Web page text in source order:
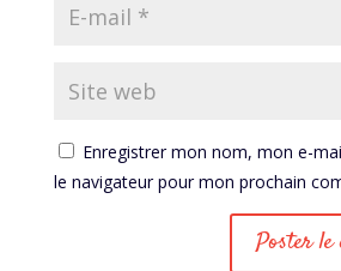
Enregistrer mon nom, mon e-
le navigateur pour mon prochain